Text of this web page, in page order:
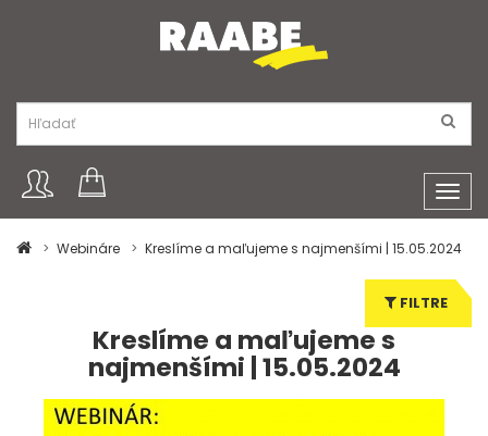
Webináre
Kreslíme a maľujeme s najmenšími | 15.05.2024
FILTRE
Kreslíme a maľujeme s
najmenšími | 15.05.2024